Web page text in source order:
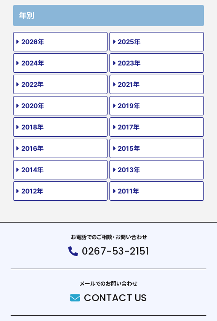
年別
2026年 2025年
2024年 2023年
2022年 2021年
2020年 2019年
2018年 2017年
2016年 2015年
2014年 2013年
2012年 2011年
お電話でのご相談・お問い合わせ
0267-53-2151
メールでのお問い合わせ
CONTACT US